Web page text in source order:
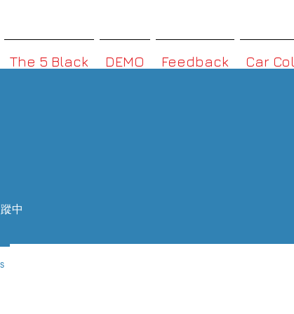
The 5 Black DEMO Feedback Car
中